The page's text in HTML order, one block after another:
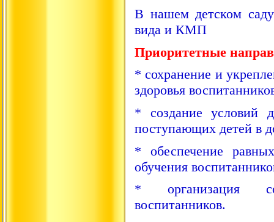
В нашем детском
вида и КМП
Приоритетные
* сохранение и
здоровья
* создание условий
поступающих детей в
* обеспечение
обучения
* организация
воспитанников.